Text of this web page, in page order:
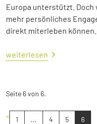
Europa unterstützt. Doch
mehr persönliches
direkt miterleben können.
weiterlesen
Seite 6 von 6.
« 1 ... 4 5 6